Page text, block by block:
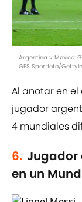
Argentina v Mexico:
GES Sportfoto/
Al anotar en
jugador
4 mundiales
6. Jugador
en un